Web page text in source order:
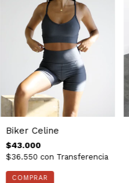
Biker Celine
$43.000
$36.550 con Transferencia
COMPRAR